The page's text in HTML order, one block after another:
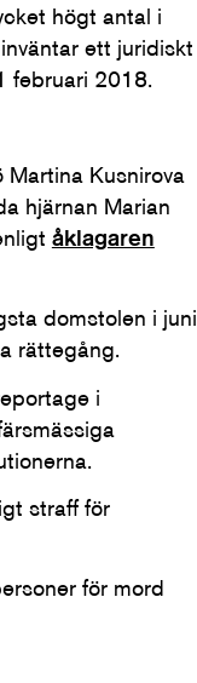
högt antal i
ett juridiskt
februari 2018.
Kusnirova
hjärnan Marian
åklagaren
domstolen i juni
rättegång.
i
straff för
för mord